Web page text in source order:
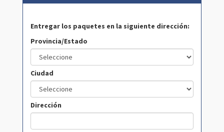
Entregar los paquetes en la siguiente dirección:
Provincia/Estado
Ciudad
Dirección